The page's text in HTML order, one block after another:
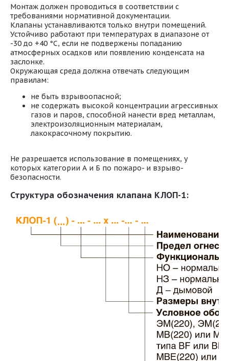
Монтаж должен проводиться в соответствии с
требованиями нормативной документации.
Клапаны устанавливаются только внутри помещений.
Устойчиво работают при температурах в диапазоне от
-30 до +40 °С, если не подвержены попаданию
атмосферных осадков или появлению конденсата на
заслонке.
Окружающая среда должна отвечать следующим
правилам:
не быть взрывоопасной;
не содержать высокой концентрации агрессивных
газов и паров, способной нанести вред металлам,
электроизоляционным материалам,
лакокрасочному покрытию.
Не разрешается использование в помещениях, у
которых категории А и Б по пожаро- и взрыво-
безопасности.
Структура обозначения клапана КЛОП-1: